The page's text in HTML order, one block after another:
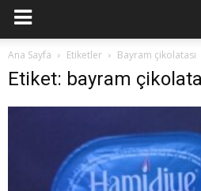
Ana Sayfa Etiketler Bayram çikolatası
Etiket: bayram